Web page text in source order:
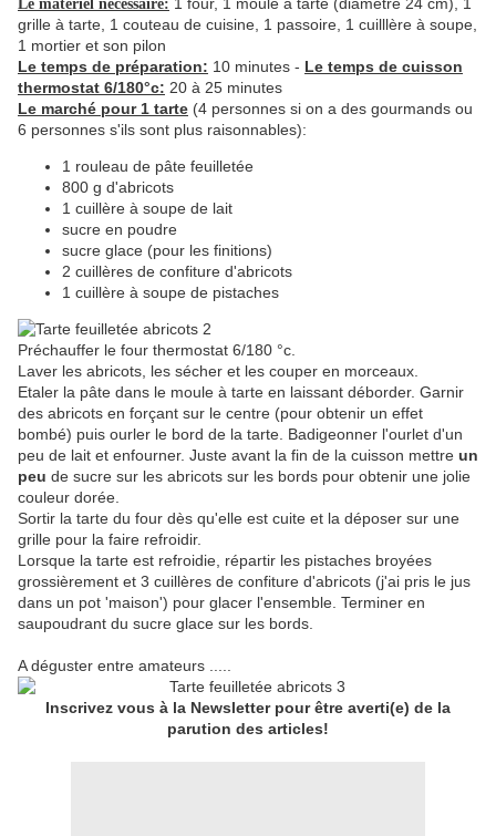
Le matériel nécessaire:
grille à tarte, 1 couteau de cuisine, 1 passoire, 1 cuilllère à soupe,
1 mortier et son pilon
Le temps de préparation: 10 minutes - Le temps de cuisson
thermostat 6/180°c: 20 à 25 minutes
Le marché pour 1 tarte (4 personnes si on a des gourmands ou
6 personnes s'ils sont plus raisonnables):
1 rouleau de pâte feuilletée
800 g d'abricots
1 cuillère à soupe de lait
sucre en poudre
sucre glace (pour les finitions)
2 cuillères de confiture d'abricots
1 cuillère à soupe de pistaches
Préchauffer le four thermostat 6/180 °c.
Laver les abricots, les sécher et les couper en morceaux.
Etaler la pâte dans le moule à tarte en laissant déborder. Garnir
des abricots en forçant sur le centre (pour obtenir un effet
bombé) puis ourler le bord de la tarte. Badigeonner l'ourlet d'un
peu de lait et enfourner. Juste avant la fin de la cuisson mettre un
peu de sucre sur les abricots sur les bords pour obtenir une jolie
couleur dorée.
Sortir la tarte du four dès qu'elle est cuite et la déposer sur une
grille pour la faire refroidir.
Lorsque la tarte est refroidie, répartir les pistaches broyées
grossièrement et 3 cuillères de confiture d'abricots (j'ai pris le jus
dans un pot 'maison') pour glacer l'ensemble. Terminer en
saupoudrant du sucre glace sur les bords.
A déguster entre amateurs .....
Inscrivez vous à la Newsletter pour être averti(e) de la
parution des articles!